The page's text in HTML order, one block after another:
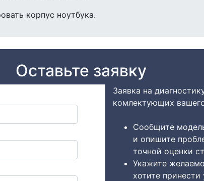
корпус ноутбука.
Оставьте заявку
Заявка на
комлектующих
Сообщите
и опишите
точной оценки
Укажите
хотите принести